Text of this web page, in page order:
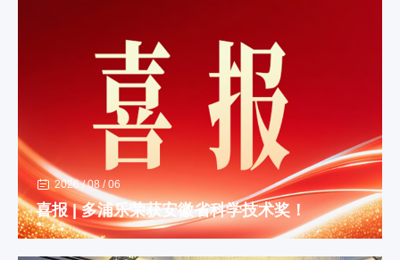
2026 / 08 / 06
喜报 | 多浦乐荣获安徽省科学技术奖！